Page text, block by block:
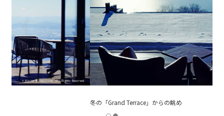
冬の「Grand Terrace」からの眺め